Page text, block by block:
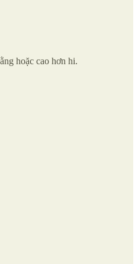
hoặc cao hơn hi.